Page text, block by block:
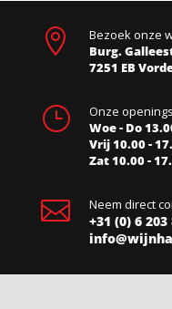

Bezoek onze
Burg.
7251 EB
}
Onze
Woe - Do
Vrij 10.00 -
Zat 10.00 -
 Neem direct
+31 (0) 6 203